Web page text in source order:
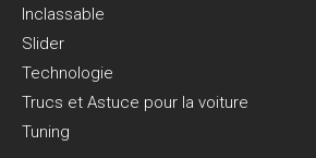
Inclassable
Slider
Technologie
Trucs et Astuce pour la voiture
Tuning